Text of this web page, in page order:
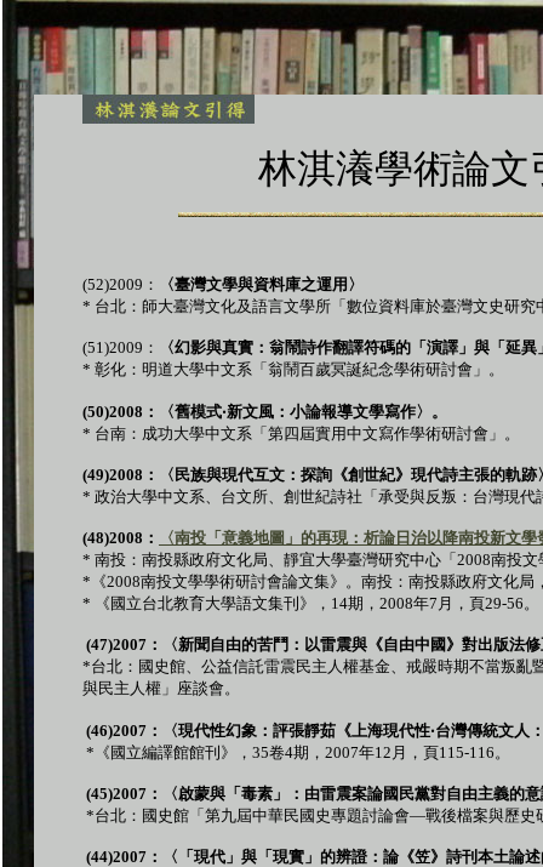
林淇瀁學術論文
(52)2009：
〈臺灣文學與資料庫之運用〉
* 台北：師大臺灣文化及語言文學所「數位資料庫於臺灣文史研究
(51)2009：
〈幻影與真實：翁鬧詩作翻譯符碼的「演譯」與「延異
* 彰化：明道大學中文系「翁鬧百歲冥誕紀念學術研討會」。
(50)2008 ：〈舊模式‧新文風：小論報導文學寫作〉。
* 台南：成功大學中文系「第四屆實用中文寫作學術研討會」。
(49)2008 ：〈民族與現代互文：探詢《創世紀》現代詩主張的軌跡
* 政治大學中文系、台文所、創世紀詩社「承受與反叛：台灣現
(48)2008 ：
〈南投「意義地圖」的再現：析論日治以降南投新文學
* 南投：南投縣政府文化局、靜宜大學臺灣研究中心「 2008南投文
* 《2008南投文學學術研討會論文集》。南投：南投縣政府文化局
*
《國立台北教育大學語文集刊》， 14期， 2008年7 月，頁29-56。
(47)2007 ：〈新聞自由的苦鬥：以雷震與《自由中國》對出版法
*台北：國史館、公益信託雷震民主人權基金、戒嚴時期不當叛亂
與民主人權」座談會。
(46)2007 ：〈現代性幻象：評張靜茹《上海現代性‧台灣傳統文人
* 《國立編譯館館刊》， 35卷4期， 2007年12 月，頁115-116。
(45)2007 ：〈啟蒙與「毒素」：由雷震案論國民黨對自由主義的
*台北：國史館「第九屆中華民國史專題討論會—戰後檔案與歷史
(44)2007 ：〈「現代」與「現實」的辨證：論《笠》詩刊本土論